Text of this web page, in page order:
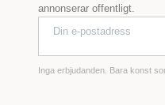
annonserar offentligt.
Inga erbjudanden. Bara konst